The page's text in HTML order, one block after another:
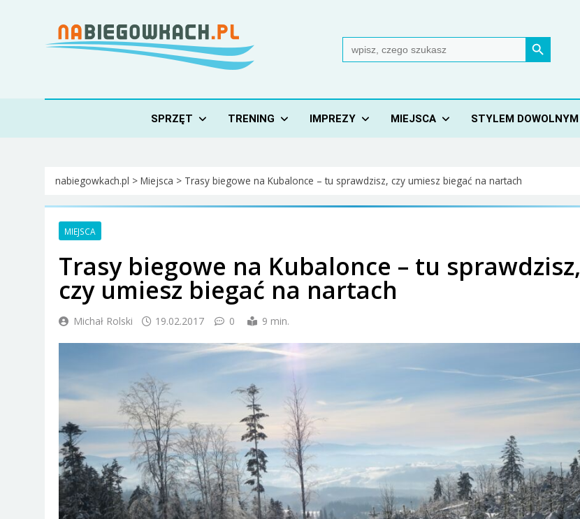
Nabiegowkach.pl
Search
for:
Search Button
SPRZĘT TRENING IMPREZY MIEJSCA STYLEM DOWOLNYM
nabiegowkach.pl > Miejsca > Trasy biegowe na Kubalonce – tu sprawdzisz, czy umiesz biegać na nartach
MIEJSCA
Trasy biegowe na Kubalonce – tu sprawdzisz,
czy umiesz biegać na nartach
Michał Rolski 19.02.2017 0 9 min.